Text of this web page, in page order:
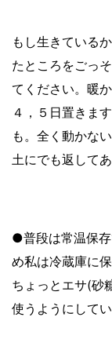
もし生きている
たところをごっ
てください。暖
４，５日置きま
も。全く動かな
土にでも返して
●普段は常温保
め私は冷蔵庫に
ちょっとエサ(砂
使うようにしてい